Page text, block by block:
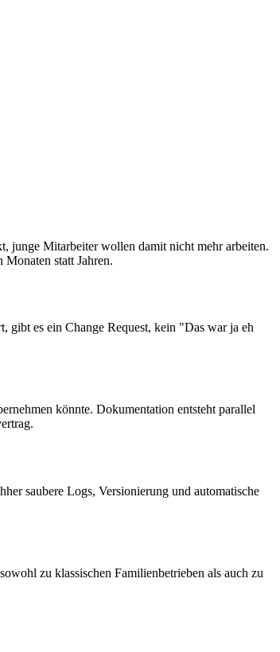
junge Mitarbeiter wollen damit nicht mehr arbeiten.
statt Jahren.
gibt es ein Change Request, kein "Das war ja eh
könnte. Dokumentation entsteht parallel
saubere Logs, Versionierung und automatische
zu klassischen Familienbetrieben als auch zu